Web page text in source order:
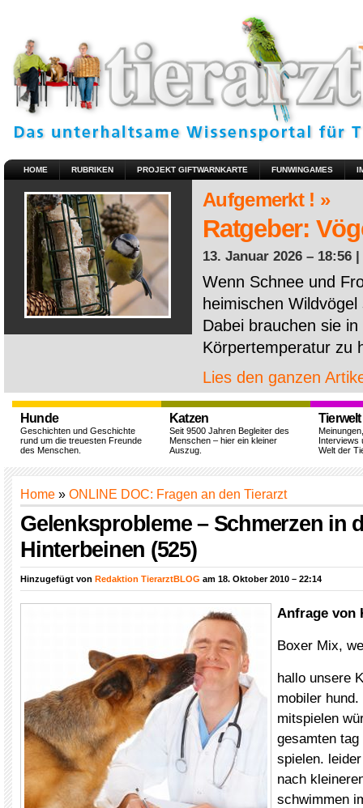
HOME RUBRIKEN PROJEKT GIFTWARNKARTE FUNWINGAMES
Aufgemerkt ! »
Ratgeber:
13. Januar 2026 – 18:56 |
Wenn Schnee und
heimischen
Dabei brauchen sie
Körpertemperatur zu
Lies den ganzen
Hunde
Geschichten und Geschichte
rund um die treuesten Freunde
des Menschen.
Katzen
Seit 9500 Jahren Begleiter des
Menschen – hier ein kleiner
Auszug.
Tierwelt
Interviews
Welt der
Home » ONLINE DOC: Fragen an den Tierarzt
Gelenksprobleme – Schmerzen in
Hinterbeinen (525)
Hinzugefügt von Redaktion TierarztBLOG am 18. Oktober 2010 – 22:14
Anfrage von
Boxer Mix,
hallo unsere
mobiler hund.
mitspielen
gesamten
spielen.
nach
schwimmen